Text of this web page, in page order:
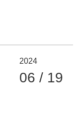
2024
06 / 19